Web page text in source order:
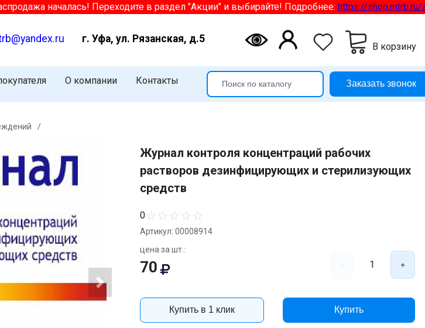
началась! Переходите в раздел "Акции" и выбирайте! Подробнее:https://shop.mtrb.ru/aktsii/
г. Уфа, ул. Рязанская, д.5
В корзину
О компании Контакты Заказать звонок
/
Журнал контроля концентраций рабочих
растворов дезинфицирующих и стерилизующих
средств
0☆☆☆☆☆
Артикул: 00008914
цена за шт.:
70 - 1 +
Купить в 1 клик Купить